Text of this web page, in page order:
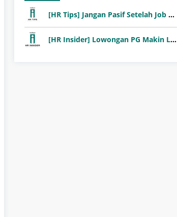
[HR Tips] Jangan Pasif Setelah Job Fair! Ini Pentingnya Follow-Up Setelah Job Fair
[HR Insider] Lowongan PG Makin Langka: Murni Seleksi atau Jalur Orang Dalam?